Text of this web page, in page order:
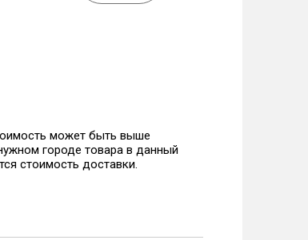
может быть выше
городе товара в данный
стоимость доставки.